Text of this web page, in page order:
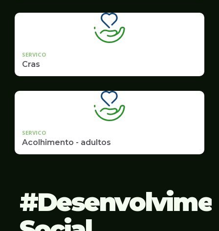
SERVICO
Cras
SERVICO
Acolhimento - adultos